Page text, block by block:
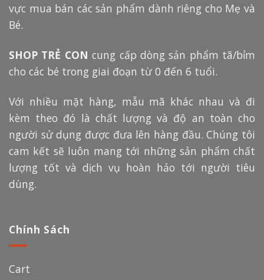
vực mua bán các sản phẩm dành riêng cho Mẹ và
Bé.
SHOP TRẺ CON cung cấp dòng sản phẩm tã/bỉm
cho các bé trong giai đoạn từ 0 đến 6 tuổi.
Với nhiều mặt hàng, mẫu mã khác nhau và đi
kèm theo đó là chất lượng và độ an toàn cho
người sử dụng được đưa lên hàng đầu. Chúng tôi
cam kết sẽ luôn mang tới những sản phẩm chất
lượng tốt và dịch vụ hoàn hảo tới người tiêu
dùng.
Chính Sách
Cart